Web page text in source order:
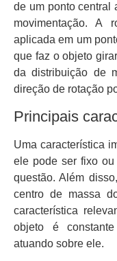
de um ponto central
movimentação. A
aplicada em um
que faz o objeto
da distribuição de
direção de rotação
Principais
Uma característica
ele pode ser fixo ou
questão. Além
centro de massa
característica
objeto é
atuando sobre ele.